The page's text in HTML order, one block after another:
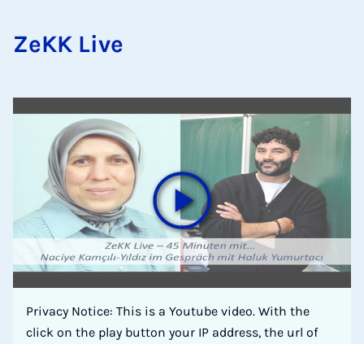
ZeKK Live
Privacy Notice: This is a Youtube video. With the
click on the play button your IP address, the url of